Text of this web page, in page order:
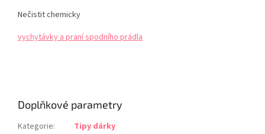
Nečistit chemicky
vychytávky a praní spodního prádla
Doplňkové parametry
Kategorie:
Tipy dárky